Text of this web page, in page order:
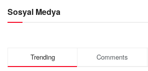
Sosyal Medya
Trending Comments